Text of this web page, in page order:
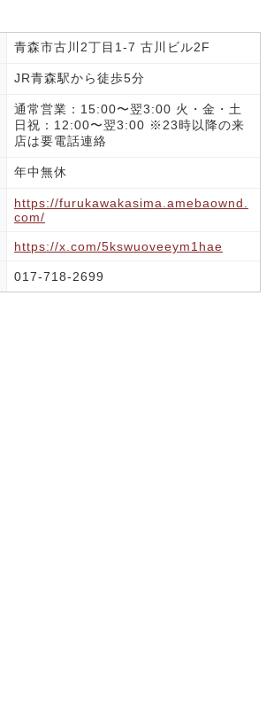
青森市古川2丁目1-7 古川ビル2F
JR青森駅から徒歩5分
通常営業：15:00〜翌3:00 火・金・土
日祝：12:00〜翌3:00 ※23時以降の来
店は要電話連絡
年中無休
https://furukawakasima.amebaownd.
com/
https://x.com/5kswuoveeym1hae
017-718-2699